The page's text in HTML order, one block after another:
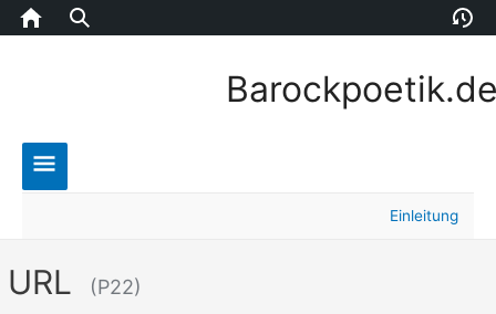
Home
Main
Einleitung
URL (P22)